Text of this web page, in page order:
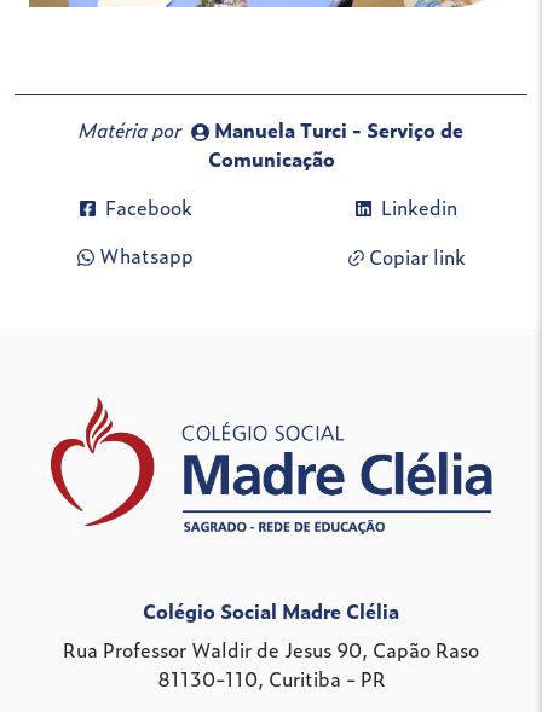
Matéria por
Manuela Turci - Serviço de
Comunicação
Facebook
Linkedin
Whatsapp
Copiar link
Colégio Social Madre Clélia
Rua Professor Waldir de Jesus 90, Capão Raso
81130-110, Curitiba - PR